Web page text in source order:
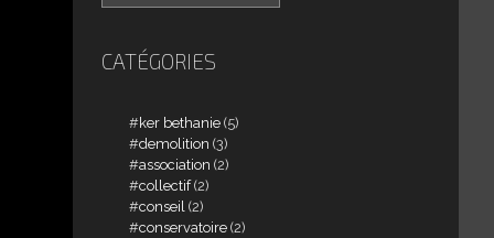
CATÉGORIES
ker bethanie (5)
demolition (3)
association (2)
collectif(2)
conseil (2)
conservatoire (2)